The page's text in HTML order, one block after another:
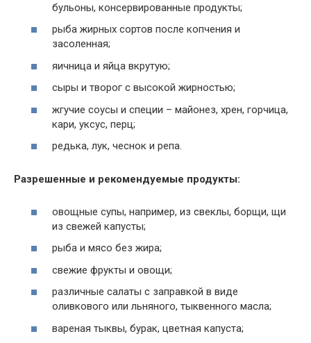
бульоны, консервированные продукты;
рыба жирных сортов после копчения и
засоленная;
яичница и яйца вкрутую;
сыры и творог с высокой жирностью;
жгучие соусы и специи – майонез, хрен, горчица,
кари, уксус, перц;
редька, лук, чеснок и репа.
Разрешенные и рекомендуемые продукты:
овощные супы, например, из свеклы, борщи, щи
из свежей капусты;
рыба и мясо без жира;
свежие фрукты и овощи;
различные салаты с заправкой в виде
оливкового или льняного, тыквенного масла;
вареная тыквы, бурак, цветная капуста;